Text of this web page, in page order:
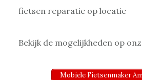
fietsen reparatie op locatie
Bekijk de mogelijkheden op
Mobiele Fietsenmaker